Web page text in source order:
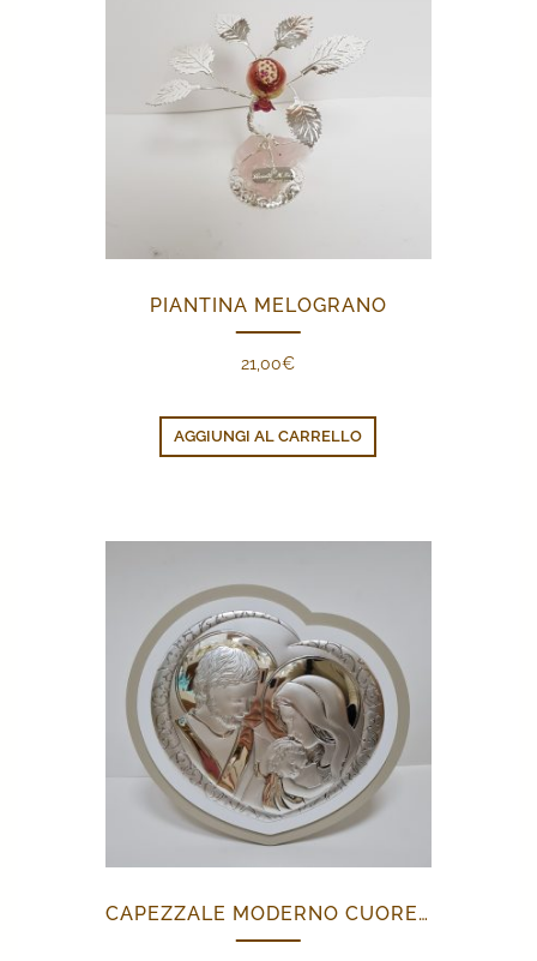
PIANTINA MELOGRANO
21,00€
AGGIUNGI AL CARRELLO
CAPEZZALE MODERNO CUORE SACRA FAMIGLIA